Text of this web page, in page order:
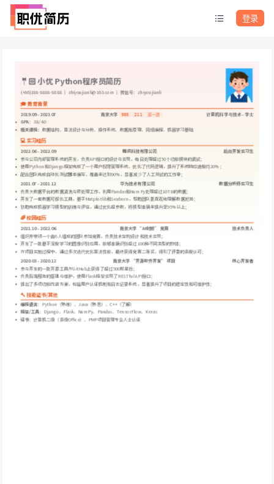
登录
🤵🏻 小优 Python程序员简历
(+86)188-8888-8888 ｜ zhiyoujianli@163.com ｜ 微信号：zhiyoujianli
🎓 教育背景
2019.09 - 2023.07 南京大学 985 211 双一流
计算机科学与技术 - 学士
GPA：3.8/4.0
相关课程： 数据结构、算法设计与分析、操作系统、数据库原理、网络编程、机器学习基础
💻 实习经历
2022.06 - 2022.09 腾讯科技有限公司 后台开发实习生
参与公司内部管理系统的开发，负责API接口的设计与实现，每日处理超过50个功能模块的调试；
使用Python和Django框架完成了一个用户权限管理系统，优化了代码逻辑，提升了系统响应速度约20%；
配合团队完成自动化测试脚本编写，覆盖率达到90%，显著减少了人工测试的工作量；
2021.07 - 2021.12
华为技术有限公司
数据分析师实习生
负责大数据平台的数据清洗与预处理工作，利用Pandas和NumPy处理超过10TB的数据；
开发了一套数据可视化工具，基于Matplotlib和Seaborn，帮助团队更直观地理解数据趋势；
协助完成机器学习模型的训练与评估，通过优化超参数，将模型准确率提升至95%以上；
🌈 校园经历
2021.10 - 2022.06 南京大学 “AI创新” 竞赛
技术负责人
组织并带领一个由6人组成的团队参加竞赛，负责技术架构设计和技术实现；
开发了一款基于深度学习的图像识别应用，能够准确识别超过100种不同类型的物体；
在项目实施过程中，通过多次迭代优化算法性能，最终获得竞赛二等奖，得到了评委的高度认可；
2020.03 - 2020.12 南京大学 “开源软件开发” 项目
核心开发者
参与开发的一款开源工具在GitHub上获得了超过500颗星标；
负责后端服务的搭建与维护，使用Flask框架实现了RESTful API接口；
提出了多项功能改进方案，包括用户认证机制和日志记录系统，显著提升了项目的稳定性和可维护性；
🔨 技能证书/其他
编程语言：Python（熟练）、Java（熟悉）、C++（了解）
框架/工具：Django、Flask、NumPy、Pandas、TensorFlow、Keras
证书：计算机二级（高级Office）、PMP项目管理专业人士认证